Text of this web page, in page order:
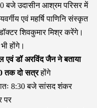
बजे उदासीन आश्रम परिसर में
एवं महर्षि पाणिनि संस्कृत
शिवकुमार मिश्र करेंगे।
होंगे।
डॉ अरविंद जैन ने बताया
तक दो सत्रहोंगे
8:30 बजे सांसद शंकर
पर